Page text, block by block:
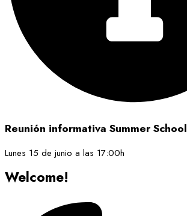
Reunión informativa Summer School
Lunes 15 de junio a las 17:00h
Welcome!